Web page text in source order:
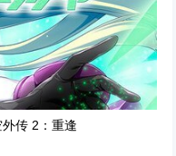
传 2：重逢